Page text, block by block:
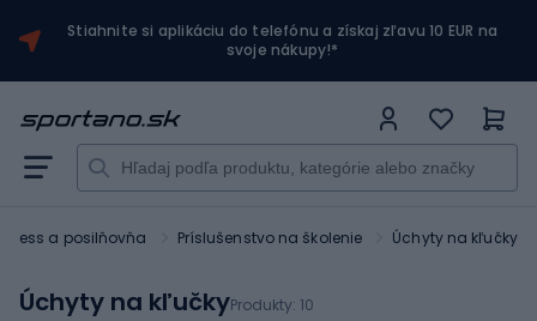
Stiahnite si aplikáciu do telefónu a získaj zľavu 10 EUR na
svoje nákupy!*
a posilňovňa Príslušenstvo na školenie Úchyty na kľučky
Úchyty na kľučkyProdukty: 10